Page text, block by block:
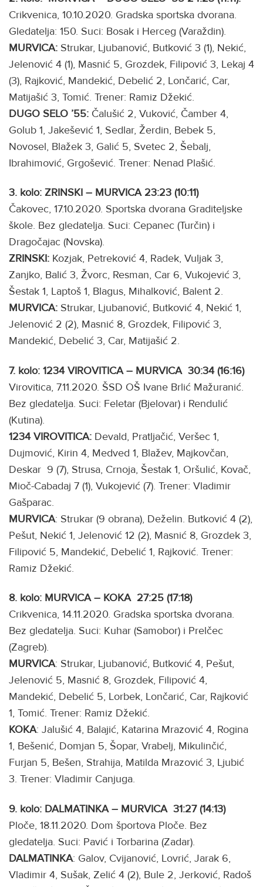
Crikvenica, 10.10.2020. Gradska sportska dvorana.
Gledatelja: 150. Suci: Bosak i Herceg (Varaždin).
MURVICA: Strukar, Ljubanović, Butković 3 (1), Nekić,
Jelenović 4 (1), Masnić 5, Grozdek, Filipović 3, Lekaj 4
(3), Rajković, Mandekić, Debelić 2, Lončarić, Car,
Matijašić 3, Tomić. Trener: Ramiz Džekić.
DUGO SELO ’55: Čalušić 2, Vuković, Čamber 4,
Golub 1, Jakešević 1, Sedlar, Žerdin, Bebek 5,
Novosel, Blažek 3, Galić 5, Svetec 2, Šebalj,
Ibrahimović, Grgošević. Trener: Nenad Plašić.
3. kolo: ZRINSKI – MURVICA 23:23 (10:11)
Čakovec, 17.10.2020. Sportska dvorana Graditeljske
škole. Bez gledatelja. Suci: Cepanec (Turčin) i
Dragočajac (Novska).
ZRINSKI: Kozjak, Petreković 4, Radek, Vuljak 3,
Zanjko, Balić 3, Žvorc, Resman, Car 6, Vukojević 3,
Šestak 1, Laptoš 1, Blagus, Mihalković, Balent 2.
MURVICA: Strukar, Ljubanović, Butković 4, Nekić 1,
Jelenović 2 (2), Masnić 8, Grozdek, Filipović 3,
Mandekić, Debelić 3, Car, Matijašić 2.
7. kolo: 1234 VIROVITICA – MURVICA 30:34 (16:16)
Virovitica, 7.11.2020. ŠSD OŠ Ivane Brlić Mažuranić.
Bez gledatelja. Suci: Feletar (Bjelovar) i Rendulić
(Kutina).
1234 VIROVITICA: Devald, Pratljačić, Veršec 1,
Dujmović, Kirin 4, Medved 1, Blažev, Majkovčan,
Deskar 9 (7), Strusa, Crnoja, Šestak 1, Oršulić, Kovač,
Mioč-Cabadaj 7 (1), Vukojević (7). Trener: Vladimir
Gašparac.
MURVICA: Strukar (9 obrana), Deželin. Butković 4 (2),
Pešut, Nekić 1, Jelenović 12 (2), Masnić 8, Grozdek 3,
Filipović 5, Mandekić, Debelić 1, Rajković. Trener:
Ramiz Džekić.
8. kolo: MURVICA – KOKA 27:25 (17:18)
Crikvenica, 14.11.2020. Gradska sportska dvorana.
Bez gledatelja. Suci: Kuhar (Samobor) i Prelčec
(Zagreb).
MURVICA: Strukar, Ljubanović, Butković 4, Pešut,
Jelenović 5, Masnić 8, Grozdek, Filipović 4,
Mandekić, Debelić 5, Lorbek, Lončarić, Car, Rajković
1, Tomić. Trener: Ramiz Džekić.
KOKA: Jalušić 4, Balajić, Katarina Mrazović 4, Rogina
1, Bešenić, Domjan 5, Šopar, Vrabelj, Mikulinčić,
Furjan 5, Bešen, Strahija, Matilda Mrazović 3, Ljubić
3. Trener: Vladimir Canjuga.
9. kolo: DALMATINKA – MURVICA 31:27 (14:13)
Ploče, 18.11.2020. Dom športova Ploče. Bez
gledatelja. Suci: Pavić i Torbarina (Zadar).
DALMATINKA: Galov, Cvijanović, Lovrić, Jarak 6,
Vladimir 4, Sušak, Zelić 4 (2), Bule 2, Jerković, Radoš